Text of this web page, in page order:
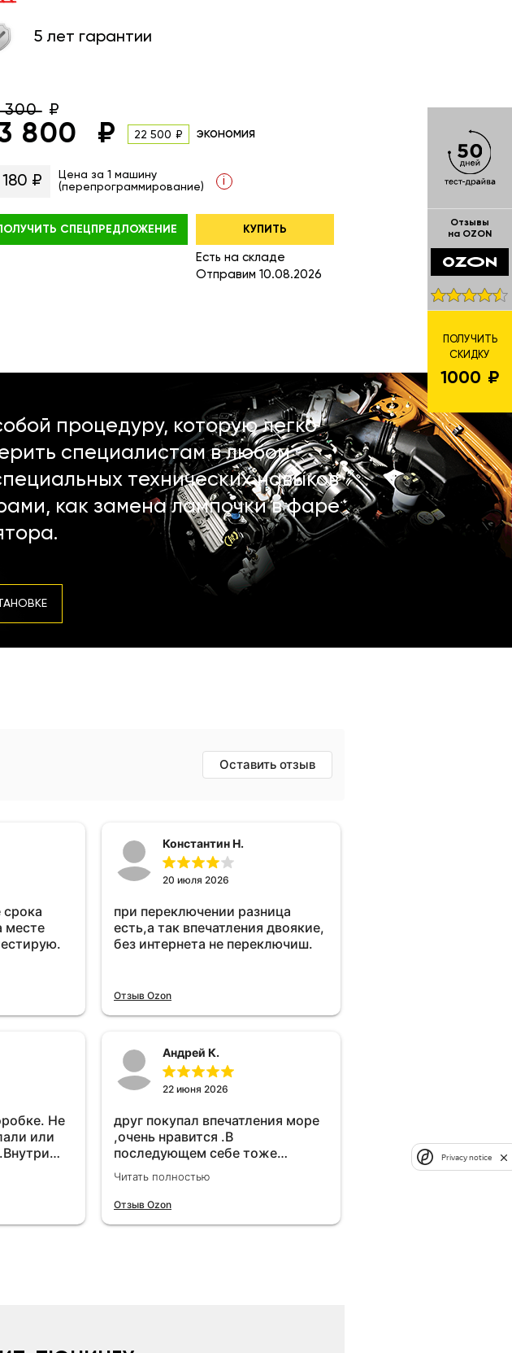
5 лет гарантии
300
800 22 500 экономия
180 ₽
Цена за 1 машину
(перепрограммирование)
i
СПЕЦПРЕДЛОЖЕНИЕ КУПИТЬ
Есть на складе
Отправим 10.08.2026
процедуру, которую легко
специалистам в любом
технических навыков
как замена лампочки в фаре
Оставить отзыв
месте
Константин Н.
20 июля 2026
при переключении разница
есть,а так впечатления двоякие,
без интернета не переключиш.
Отзыв Ozon
Не
или
раза
не
ещё
Андрей К.
22 июня 2026
друг покупал впечатления море
,очень нравится .В
последующем себе тоже
приобрел.Реально прибавляет
мощности!
Читать полностью
Отзыв Ozon
Отзывы
на OZON
ПОЛУЧИТЬ
СКИДКУ
1000
Privacy notice